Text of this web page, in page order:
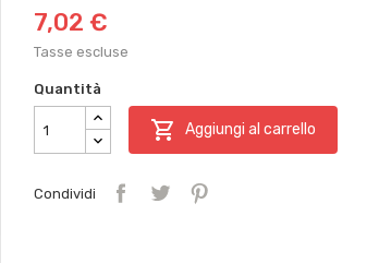
7,02 €
Tasse escluse
Quantità
 Aggiungi al carrello
Condividi